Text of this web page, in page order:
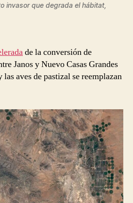
invasor que degrada el hábitat,
de la conversión de
Janos y Nuevo Casas Grandes
las aves de pastizal se reemplazan